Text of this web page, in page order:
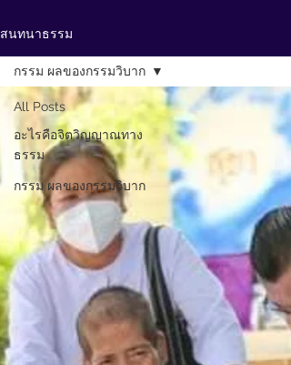
สนทนาธรรม
All Posts
อะไรคือจิตวิญญาณทาง
ธรรม
กรรม ผลของกรรมวิบาก
กรรม ผลของกรรมวิบาก